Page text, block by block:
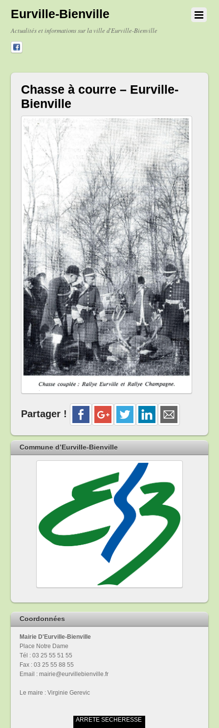
Eurville-Bienville
Actualités et informations sur la ville d'Eurville-Bienville
Chasse à courre – Eurville-
Bienville
Partager !
Commune d’Eurville-Bienville
Coordonnées
Mairie D'Eurville-Bienville
Place Notre Dame
Tél : 03 25 55 51 55
Fax : 03 25 55 88 55
Email : mairie@eurvillebienville.fr
Le maire : Virginie Gerevic